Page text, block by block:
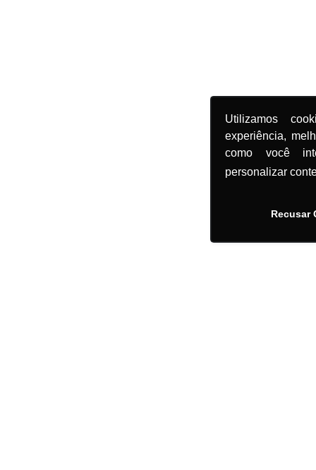
Utilizamos
experiência,
como você
personalizar
Recusar